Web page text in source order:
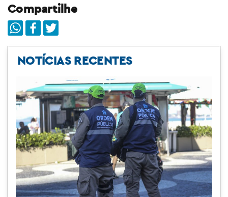
Compartilhe
NOTÍCIAS RECENTES